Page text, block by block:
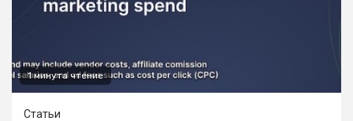
1 минута чтение
Статьи